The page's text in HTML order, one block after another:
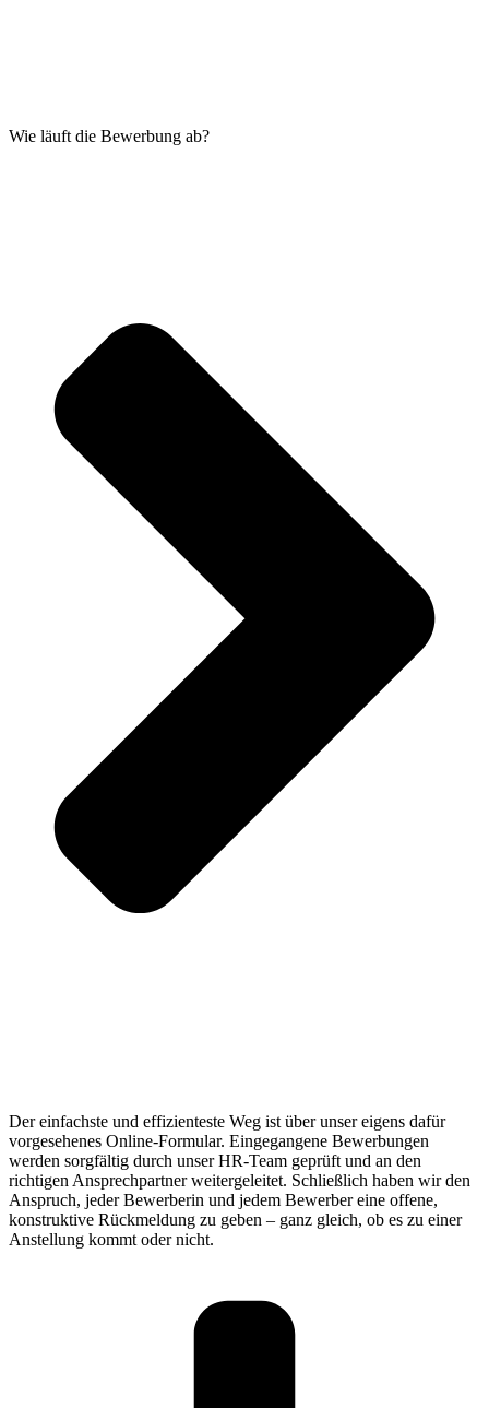
Wie läuft die Bewerbung ab?
Der einfachste und effizienteste Weg ist über unser eigens dafür
vorgesehenes Online-Formular. Eingegangene Bewerbungen
werden sorgfältig durch unser HR-Team geprüft und an den
richtigen Ansprechpartner weitergeleitet. Schließlich haben wir den
Anspruch, jeder Bewerberin und jedem Bewerber eine offene,
konstruktive Rückmeldung zu geben – ganz gleich, ob es zu einer
Anstellung kommt oder nicht.